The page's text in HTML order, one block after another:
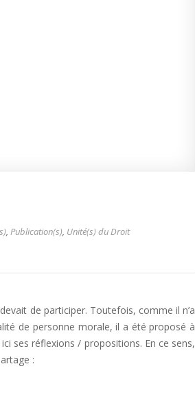
, Publication(s), Unité(s) du Droit
de participer. Toutefois, comme il n’a
de personne morale, il a été proposé à
ses réflexions / propositions. En ce sens,
: